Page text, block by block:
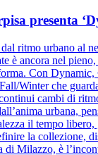
presenta
ritmo urbano al
è ancora nel
Con Dynamic,
Winter che
cambi di
urbana,
il tempo
la collezione,
di Milazzo, è